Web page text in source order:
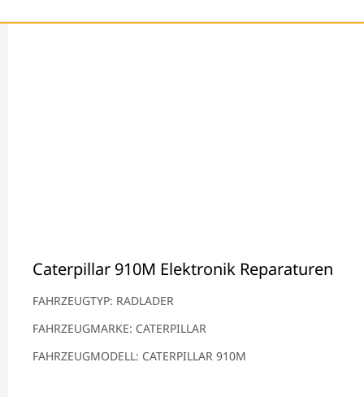
Caterpillar 910M Elektronik Reparaturen
FAHRZEUGTYP: RADLADER
FAHRZEUGMARKE: CATERPILLAR
FAHRZEUGMODELL: CATERPILLAR 910M